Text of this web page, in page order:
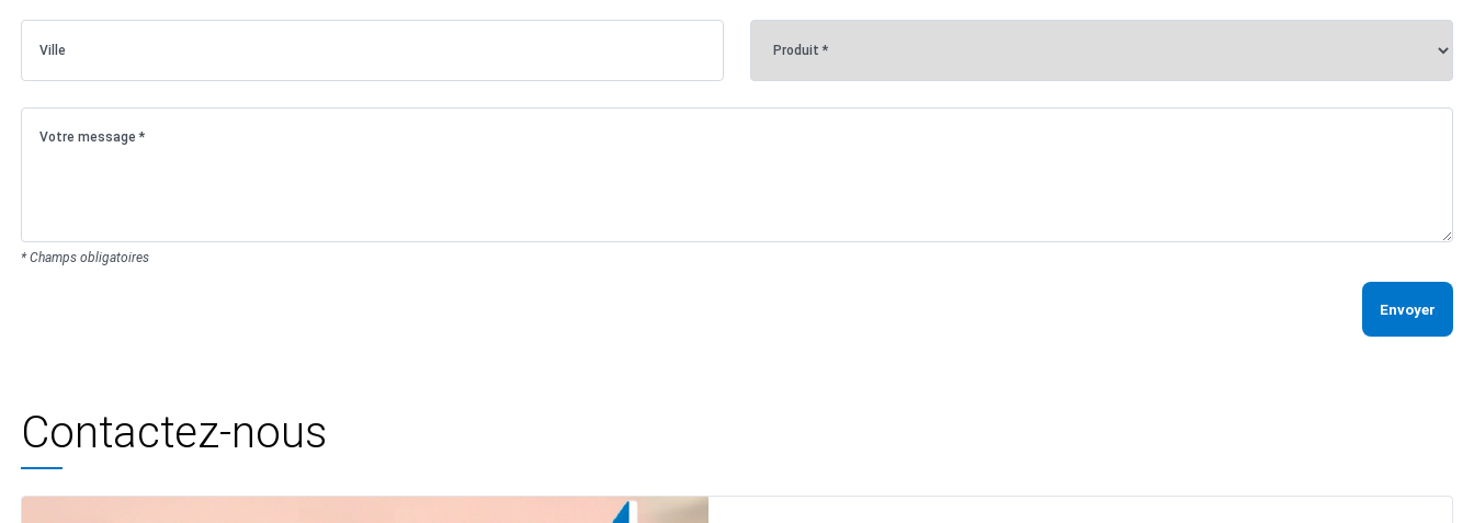
* Champs obligatoires
Envoyer
Contactez-nous